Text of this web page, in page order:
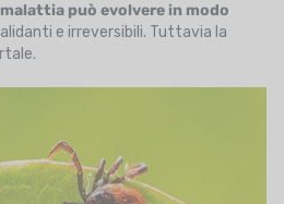
può evolvere in modo
e irreversibili. Tuttavia la